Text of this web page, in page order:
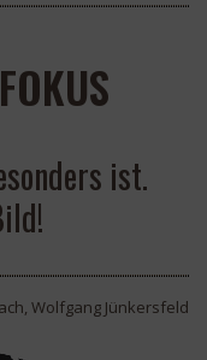
FOKUS
ist.
Wolfgang Jünkersfeld